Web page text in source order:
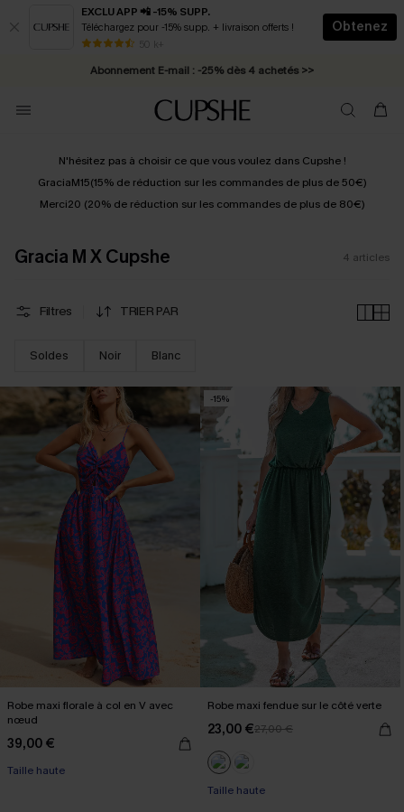
EXCLU APP 📲 -15% SUPP.
Téléchargez pour -15% supp. + livraison offerts !
50 k+
Obtenez
* Livraison éclair 2-3 jours ouvrés >>
Abonnement E-mail : -25% dès 4 achetés >>
N'hésitez pas à choisir ce que vous voulez dans Cupshe !
GraciaM15(15% de réduction sur les commandes de plus de 50€)
Merci20 (20% de réduction sur les commandes de plus de 80€)
Gracia M X Cupshe 4 articles
Filtres TRIER PAR
Soldes Noir Blanc
Robe maxi florale à col en V avec
nœud
39,00 €
Taille haute
-15%
Robe maxi fendue sur le côté verte
23,00 €27,00 €
Taille haute